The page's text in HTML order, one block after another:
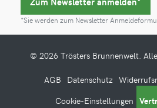
*Sie werden zum Newsletter
© 2026 Trösters Brunnenwelt.
AGB Datenschutz
Cookie-Einstellungen